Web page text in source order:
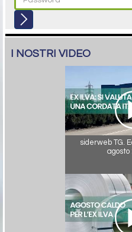
I NOSTRI VIDEO
siderweb TG.
agosto